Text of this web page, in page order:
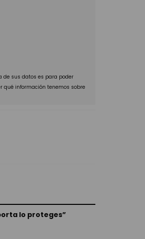
de sus datos es para poder
qué información tenemos sobre
lo proteges”